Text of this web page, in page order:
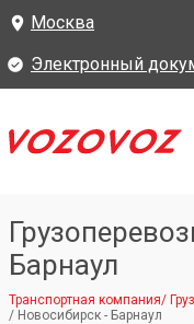
Москва
Электронный
Барнаул
Транспортная компания/
/ Новосибирск - Барнаул